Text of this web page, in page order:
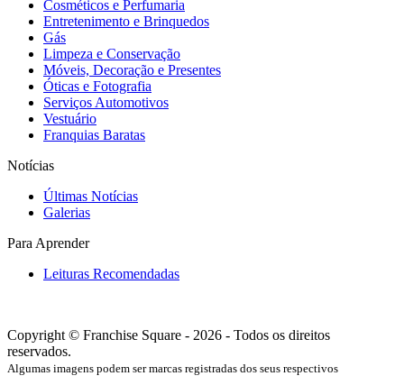
Cosméticos e Perfumaria
Entretenimento e Brinquedos
Gás
Limpeza e Conservação
Móveis, Decoração e Presentes
Óticas e Fotografia
Serviços Automotivos
Vestuário
Franquias Baratas
Notícias
Últimas Notícias
Galerias
Para Aprender
Leituras Recomendadas
Copyright © Franchise Square - 2026 - Todos os direitos
reservados.
Algumas imagens podem ser marcas registradas dos seus respectivos